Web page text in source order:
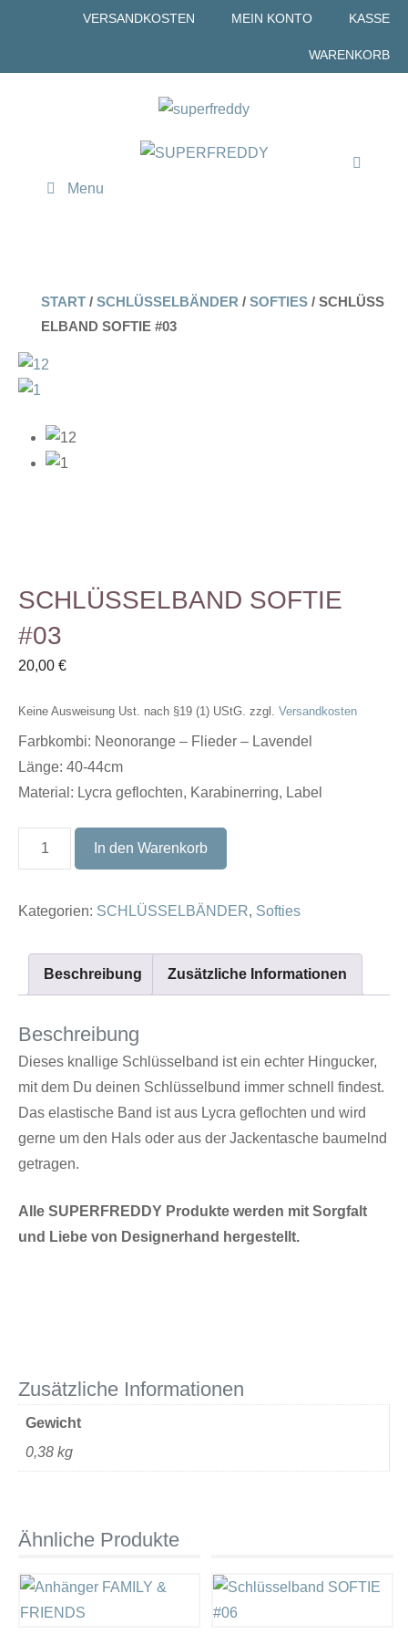
VERSANDKOSTEN MEIN KONTO KASSE
WARENKORB
Menu
START / SCHLÜSSELBÄNDER / SOFTIES / SCHLÜSS
ELBAND SOFTIE #03
SCHLÜSSELBAND SOFTIE
#03
20,00 €
Keine Ausweisung Ust. nach §19 (1) UStG. zzgl. Versandkosten
Farbkombi: Neonorange – Flieder – Lavendel
Länge: 40-44cm
Material: Lycra geflochten, Karabinerring, Label
Schlüsselband
Menge
In den Warenkorb
Kategorien: SCHLÜSSELBÄNDER, Softies
Beschreibung Zusätzliche Informationen
Beschreibung
Dieses knallige Schlüsselband ist ein echter Hingucker,
mit dem Du deinen Schlüsselbund immer schnell findest.
Das elastische Band ist aus Lycra geflochten und wird
gerne um den Hals oder aus der Jackentasche baumelnd
getragen.
Alle SUPERFREDDY Produkte werden mit Sorgfalt
und Liebe von Designerhand hergestellt.
Zusätzliche Informationen
Gewicht
0,38 kg
Ähnliche Produkte